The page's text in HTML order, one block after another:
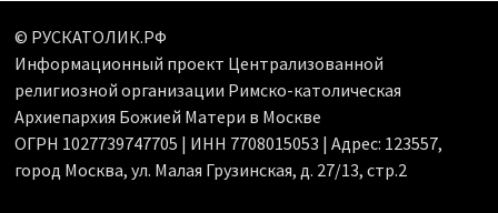
© РУСКАТОЛИК.РФ
Информационный проект Централизованной
религиозной организации Римско-католическая
Архиепархия Божией Матери в Москве
ОГРН 1027739747705 | ИНН 7708015053 | Адрес: 123557,
город Москва, ул. Малая Грузинская, д. 27/13, стр.2